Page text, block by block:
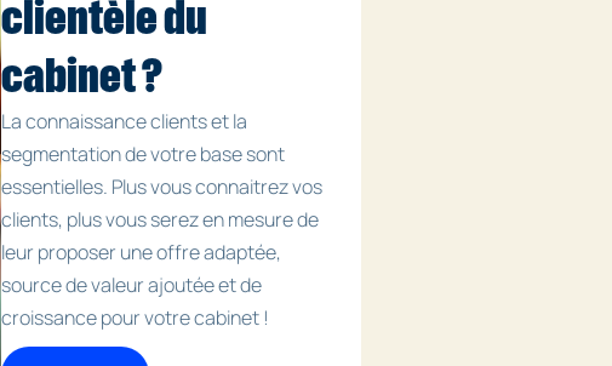
clientèle du
cabinet ?
La connaissance clients et la
segmentation de votre base sont
essentielles. Plus vous connaitrez vos
clients, plus vous serez en mesure de
leur proposer une offre adaptée,
source de valeur ajoutée et de
croissance pour votre cabinet !